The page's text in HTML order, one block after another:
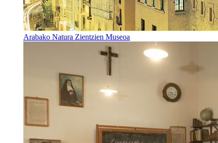
Arabako Natura Zientzien Museoa